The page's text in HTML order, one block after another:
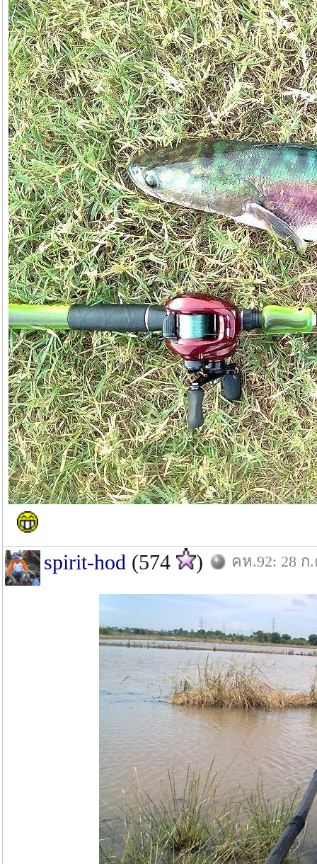
spirit-hod (574 ) คห.92: 28 ก